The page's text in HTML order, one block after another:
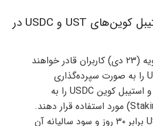
امکان سپرده‌گذاری استیبل کوین‌های UST و USDC در
جزییات: از تاریخ ۱۳ ژانویه (۲۳ دی) کاربران قادر خواهند
بود تا استیبل کوین UST را به صورت سپرده‌گذاری
دیفای (Defi Staking) و استیبل کوین USDC را به
صورت سپرده‌گذاری (Staking) مورد استفاده قرار دهند.
مدت سپرده‌گذاری USDC برابر ۳۰ روز و سود سالیانه آن